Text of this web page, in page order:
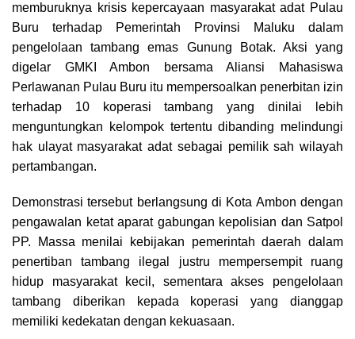
k
p
m
k
memburuknya krisis kepercayaan masyarakat adat Pulau
Buru terhadap Pemerintah Provinsi Maluku dalam
pengelolaan tambang emas Gunung Botak. Aksi yang
digelar GMKI Ambon bersama Aliansi Mahasiswa
Perlawanan Pulau Buru itu mempersoalkan penerbitan izin
terhadap 10 koperasi tambang yang dinilai lebih
menguntungkan kelompok tertentu dibanding melindungi
hak ulayat masyarakat adat sebagai pemilik sah wilayah
pertambangan.
Demonstrasi tersebut berlangsung di Kota Ambon dengan
pengawalan ketat aparat gabungan kepolisian dan Satpol
PP. Massa menilai kebijakan pemerintah daerah dalam
penertiban tambang ilegal justru mempersempit ruang
hidup masyarakat kecil, sementara akses pengelolaan
tambang diberikan kepada koperasi yang dianggap
memiliki kedekatan dengan kekuasaan.